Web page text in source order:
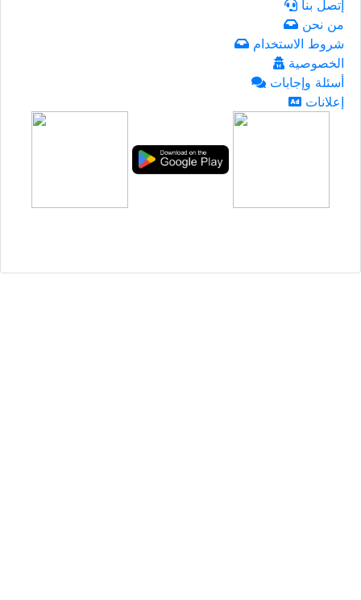
إتصل بنا
من نحن
شروط الاستخدام
الخصوصية
أسئلة وإجابات
إعلانات